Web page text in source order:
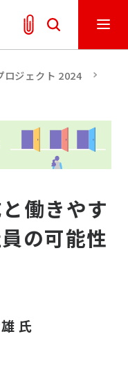
ロジェクト 2024
働きやす
の可能性
氏